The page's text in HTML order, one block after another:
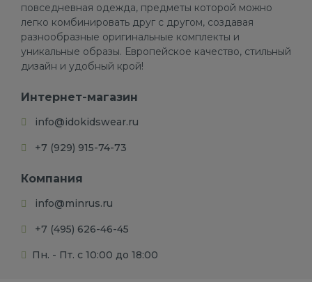
повседневная одежда, предметы которой можно
легко комбинировать друг с другом, создавая
разнообразные оригинальные комплекты и
уникальные образы. Европейское качество, стильный
дизайн и удобный крой!
Интернет-магазин
info@idokidswear.ru
+7 (929) 915-74-73
Компания
info@minrus.ru
+7 (495) 626-46-45
Пн. - Пт. с 10:00 до 18:00